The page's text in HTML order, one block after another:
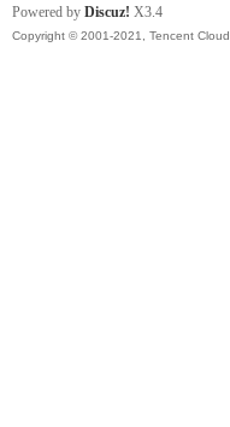
Powered by Discuz! X3.4
Copyright © 2001-2021, Tencent Cloud.